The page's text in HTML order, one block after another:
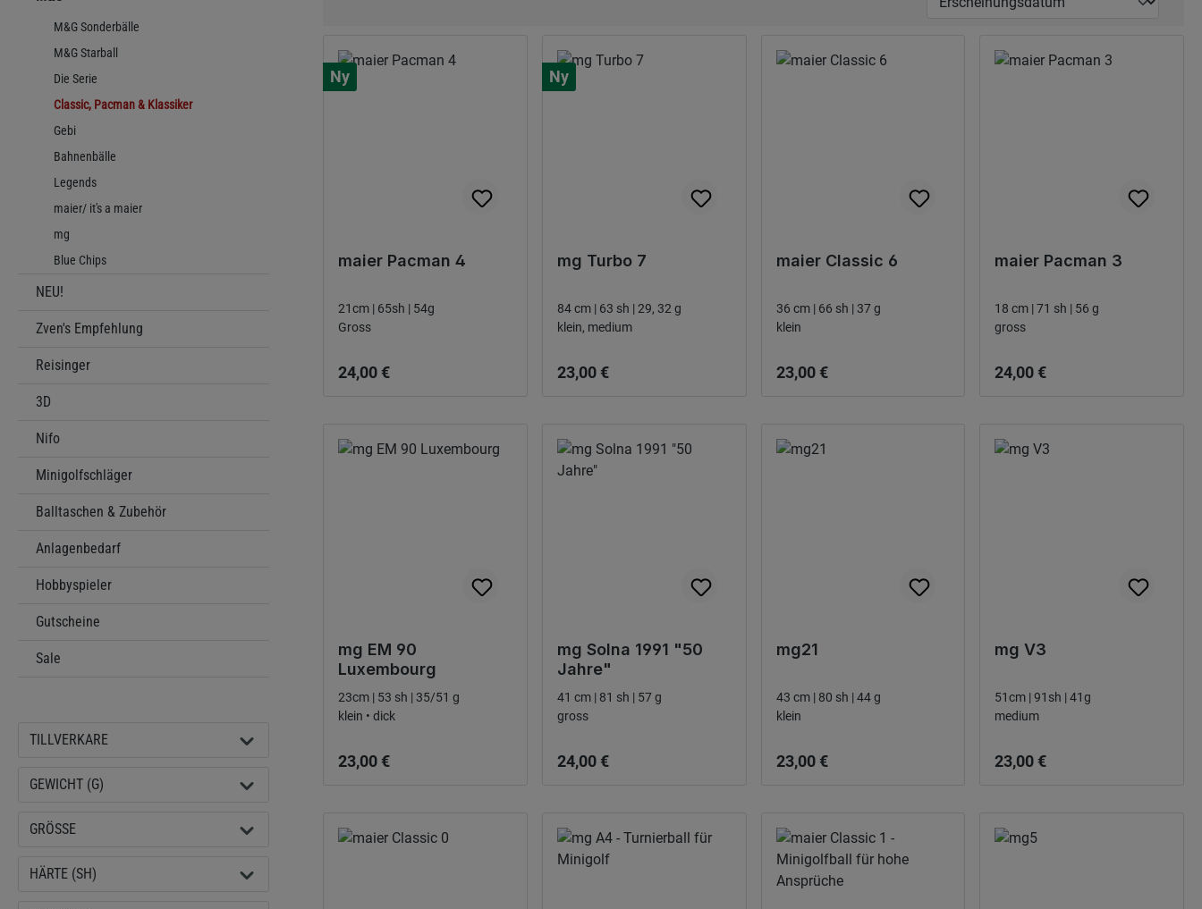
M&G Sonderbälle
M&G Starball
Die Serie
Classic, Pacman & Klassiker
Gebi
Bahnenbälle
Legends
maier/ it's a maier
mg
Blue Chips
NEU!
Zven's Empfehlung
Reisinger
3D
Nifo
Minigolfschläger
Balltaschen & Zubehör
Anlagenbedarf
Hobbyspieler
Gutscheine
Sale
TILLVERKARE
GEWICHT (G)
GRÖSSE
HÄRTE (SH)
Ny
maier Pacman 4
21cm | 65sh | 54g
Gross
24,00 €
Ny
mg Turbo 7
84 cm | 63 sh | 29, 32 g
klein, medium
23,00 €
maier Classic 6
36 cm | 66 sh | 37 g
klein
23,00 €
maier Pacman 3
18 cm | 71 sh | 56 g
gross
24,00 €
mg EM 90
Luxembourg
23cm | 53 sh | 35/51 g
klein • dick
23,00 €
mg Solna 1991 "50
Jahre"
41 cm | 81 sh | 57 g
gross
24,00 €
mg21
43 cm | 80 sh | 44 g
klein
23,00 €
mg V3
51cm | 91sh | 41g
medium
23,00 €